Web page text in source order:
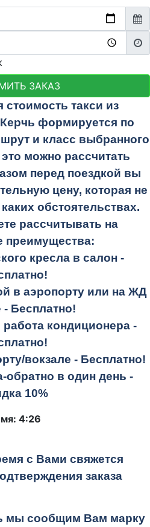
ЗАКАЗ
такси из
формируется по
и класс выбранного
можно рассчитать
перед поездкой вы
цену, которая не
обстоятельствах.
рассчитывать на
преимущества:
кресла в салон -
в аэропорту или на ЖД
- Бесплатно!
работа кондиционера -
вокзале - Бесплатно!
обратно в один день -
10%
4:26
с Вами свяжется
заказа
мы сообщим Вам марку